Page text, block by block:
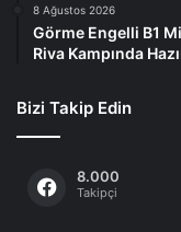
8 Ağustos 2026
Görme Engelli B1
Riva Kampında
Bizi Takip Edin
8.000
Takipçi